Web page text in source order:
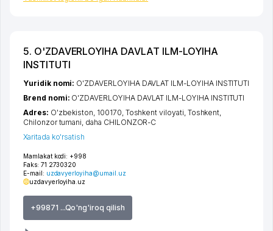
5. O'ZDAVERLOYIHA DAVLAT ILM-LOYIHA
INSTITUTI
Mamlakat kodi: +998
Faks: 71 2730320
E-mail: uzdavyerloyiha@umail.uz
uzdavyerloyiha.uz
+99871 ...Qo'ng'iroq qilish
Yuridik nomi: O'ZDAVERLOYIHA DAVLAT ILM-LOYIHA INSTITUTI
Brend nomi: O'ZDAVERLOYIHA DAVLAT ILM-LOYIHA INSTITUTI
Adres: O'zbekiston, 100170, Toshkent viloyati Toshkent
Chilonzor tumani daha CHILONZOR-C
Xaritada ko'rsatish